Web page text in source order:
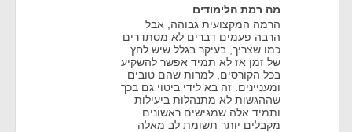
מה רמת הלימודים
הרמה המקצועית גבוהה, אבל
הרבה פעמים דברים לא מסתדרים
כמו שצריך, בעיקר בגלל שיש לחץ
של זמן אז לא תמיד אפשר להשקיע
בכל הקורסים, למרות שהם טובים
ומעניינים. זה בא לידי ביטוי גם בכך
שההגשות לא מתנהלות ביעילות
ותמיד אלה שמגישים ראשונים
מקבלים יותר תשומת לב מאלה